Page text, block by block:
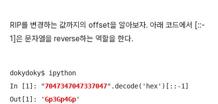
RIP를 변경하는 값까지의 offset을 알아보자. 아래 코드에서 [::-
1]은 문자열을 reverse하는 역할을 한다.
dokydoky$ ipython
In [1]: "7047347047337047".decode('hex')[::-1]
Out[1]: 'Gp3Gp4Gp'